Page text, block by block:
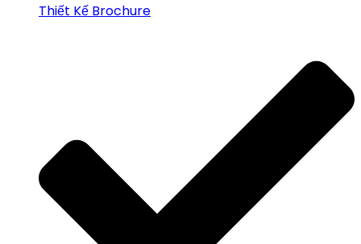
Thiết Kế Brochure